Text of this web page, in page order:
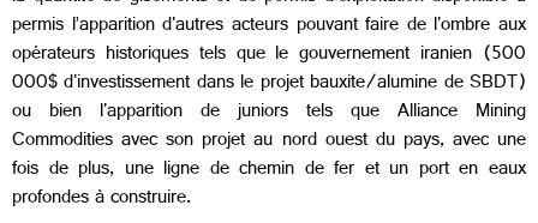
permis l’apparition d'autres acteurs pouvant faire de l'ombre aux
opérateurs historiques tels que le gouvernement iranien (500
000$ d'investissement dans le projet bauxite/alumine de SBDT)
ou bien l'apparition de juniors tels que Alliance Mining
Commodities avec son projet au nord ouest du pays, avec une
fois de plus, une ligne de chemin de fer et un port en eaux
profondes à construire.